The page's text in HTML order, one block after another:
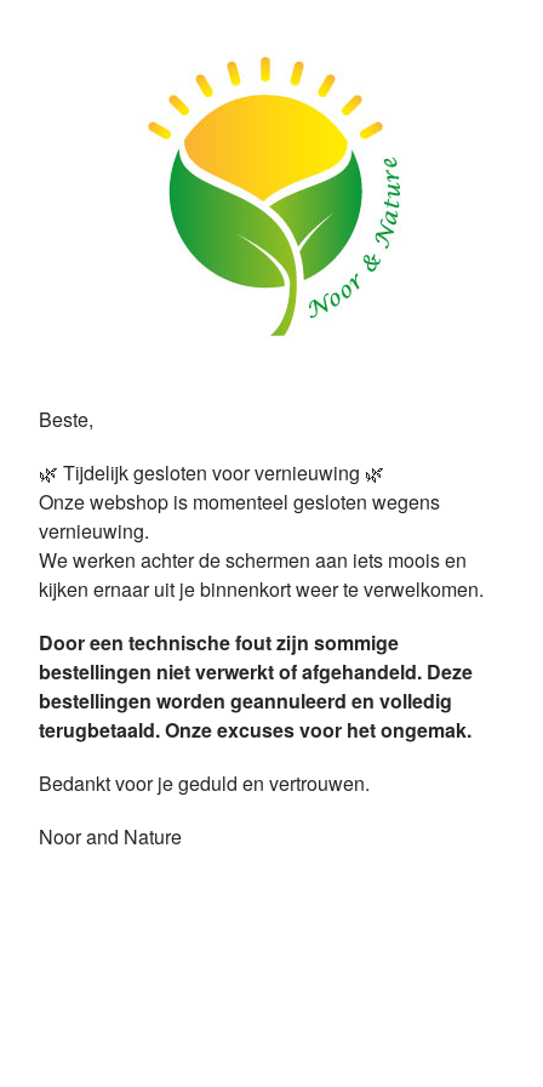
Beste,
🌿 Tijdelijk gesloten voor vernieuwing 🌿
Onze webshop is momenteel gesloten wegens
vernieuwing.
We werken achter de schermen aan iets moois en
kijken ernaar uit je binnenkort weer te verwelkomen.
Door een technische fout zijn sommige
bestellingen niet verwerkt of afgehandeld. Deze
bestellingen worden geannuleerd en volledig
terugbetaald. Onze excuses voor het ongemak.
Bedankt voor je geduld en vertrouwen.
Noor and Nature